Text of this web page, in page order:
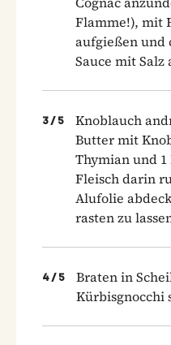
Flamme!), mit
aufgießen und
Sauce mit Salz
3 / 5
Knoblauch
Butter mit
Thymian und 1
Fleisch darin
Alufolie
rasten zu
4 / 5
Braten in
Kürbisgnocchi